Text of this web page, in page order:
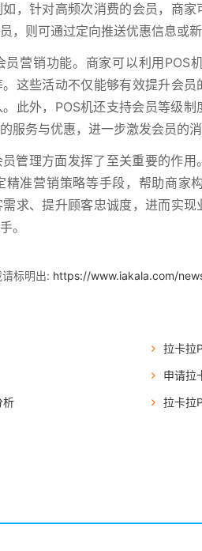
，针对高频次消费的会员，商
，则可通过定向推送优惠信息或
员营销功能。商家可以利用POS
这些活动不仅能够有效提升会
此外，POS机还支持会员等级制
服务与优惠，进一步激发会员的消
管理方面发挥了至关重要的作
精准营销策略等手段，帮助商家
求、提升顾客忠诚度，进而实
。
标明出: https://www.iakala.com/
拉卡拉
申请拉
析
拉卡拉